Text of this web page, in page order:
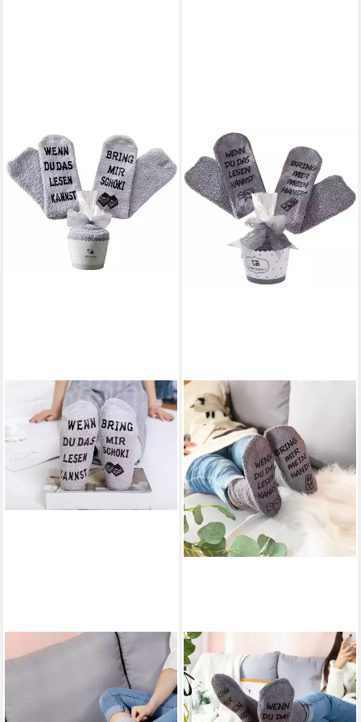
LUCADEAU
Kuschelsocken mit Spruch
Geburtstagsgeschenk für
LUCADEAU
Kuschelsocken
Vatertagsgeschenk, Wenn du
das lesen kannst, bring mir